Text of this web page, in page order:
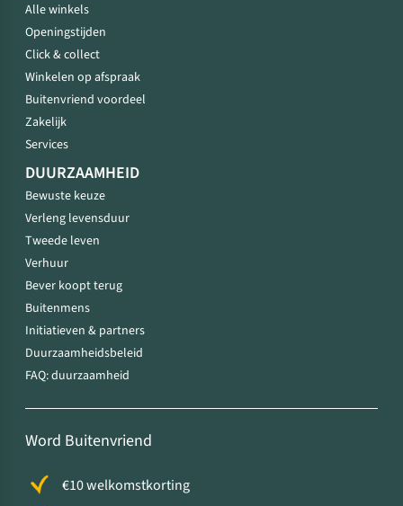
Alle winkels
Openingstijden
Click & collect
Winkelen op afspraak
Buitenvriend voordeel
Zakelijk
Services
DUURZAAMHEID
Bewuste keuze
Verleng levensduur
Tweede leven
Verhuur
Bever koopt terug
Buitenmens
Initiatieven & partners
Duurzaamheidsbeleid
FAQ: duurzaamheid
Word Buitenvriend
€10 welkomstkorting